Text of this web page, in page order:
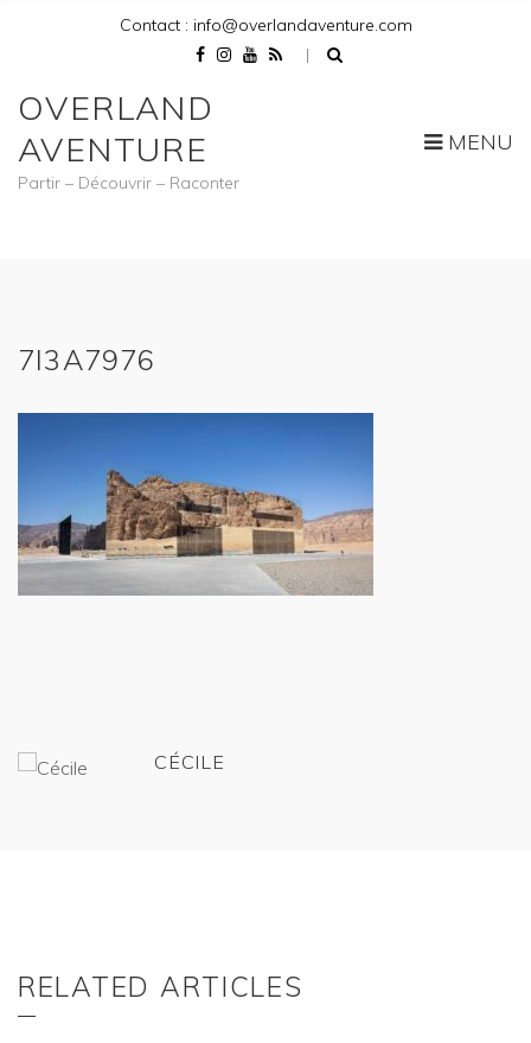
Contact : info@overlandaventure.com
OVERLAND
AVENTURE
Partir – Découvrir – Raconter
MENU
7I3A7976
CÉCILE
RELATED ARTICLES